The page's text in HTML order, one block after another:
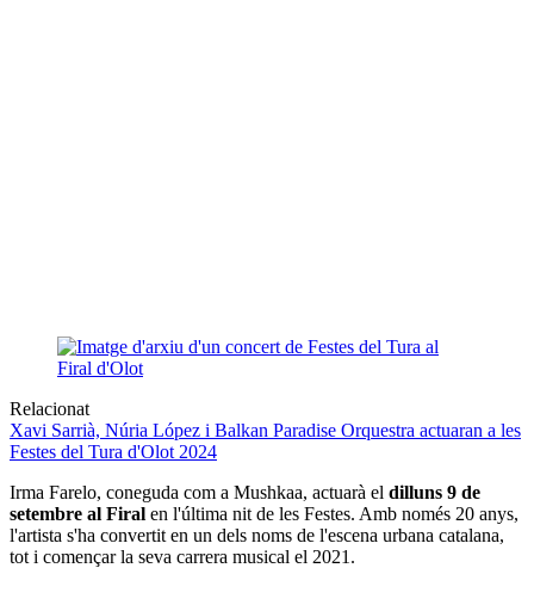
Relacionat
Xavi Sarrià, Núria López i Balkan Paradise Orquestra actuaran a les
Festes del Tura d'Olot 2024
Irma Farelo, coneguda com a Mushkaa, actuarà el dilluns 9 de
setembre al Firal en l'última nit de les Festes. Amb només 20 anys,
l'artista s'ha convertit en un dels noms de l'escena urbana catalana,
tot i començar la seva carrera musical el 2021.